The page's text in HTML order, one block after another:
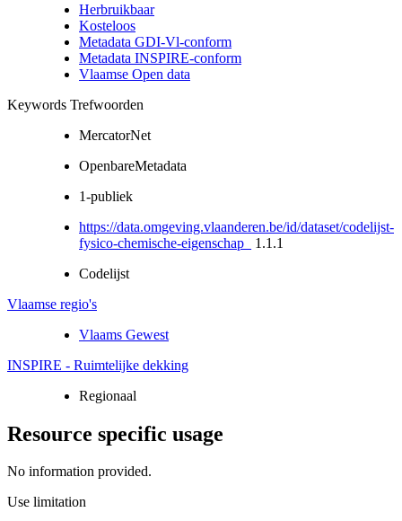
Herbruikbaar
Kosteloos
Metadata GDI-Vl-conform
Metadata INSPIRE-conform
Vlaamse Open data
Keywords Trefwoorden
MercatorNet
OpenbareMetadata
1-publiek
https://data.omgeving.vlaanderen.be/id/dataset/codelijst-
fysico-chemische-eigenschap_
1.1.1
Codelijst
Vlaamse regio's
Vlaams Gewest
INSPIRE - Ruimtelijke dekking
Regionaal
Resource specific usage
No information provided.
Use limitation